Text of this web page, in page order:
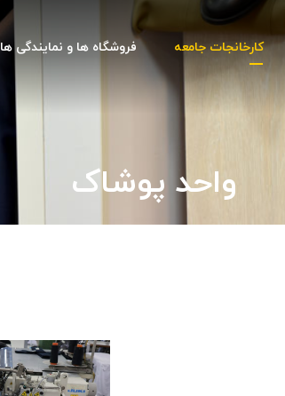
کارخانجات جامعه فروشگاه ها و نمایندگی ها
واحد پوشاک